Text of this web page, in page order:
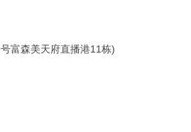
富森美天府直播港11栋)